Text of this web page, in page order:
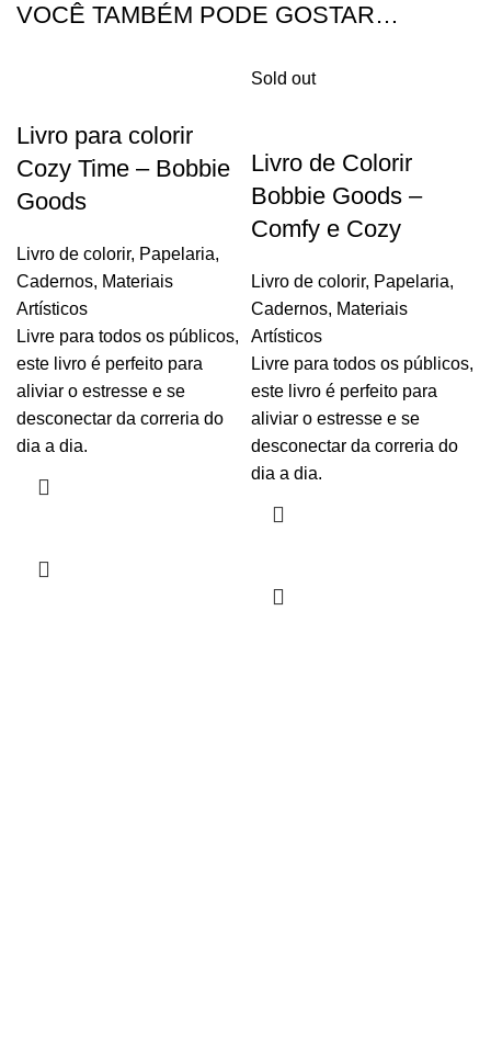
VOCÊ TAMBÉM PODE GOSTAR…
Livro para colorir
Cozy Time – Bobbie
Goods
Livro de colorir, Papelaria,
Cadernos, Materiais
Artísticos
Livre para todos os públicos,
este livro é perfeito para
aliviar o estresse e se
desconectar da correria do
dia a dia.
Sold out
Livro de Colorir
Bobbie Goods –
Comfy e Cozy
Livro de colorir, Papelaria,
Cadernos, Materiais
Artísticos
Livre para todos os públicos,
este livro é perfeito para
aliviar o estresse e se
desconectar da correria do
dia a dia.